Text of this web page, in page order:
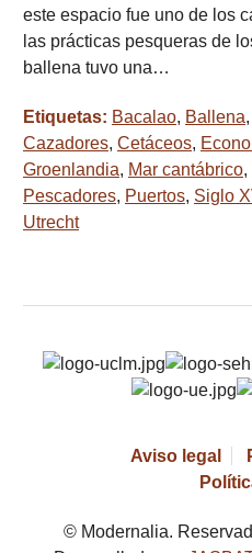
este espacio fue uno de los
las prácticas pesqueras de
ballena tuvo una…
Etiquetas: Bacalao, Ballena,
Cazadores, Cetáceos,
Groenlandia, Mar cantábrico,
Pescadores, Puertos, Siglo
Utrecht
Aviso legal
© Modernalia.